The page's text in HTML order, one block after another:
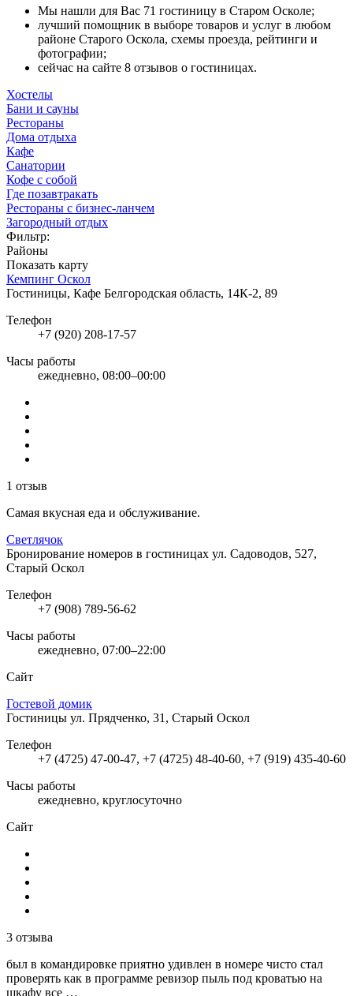
Мы нашли для Вас 71 гостиницу в Старом Осколе;
лучший помощник в выборе товаров и услуг в любом
районе Старого Оскола, схемы проезда, рейтинги и
фотографии;
сейчас на сайте 8 отзывов о гостиницах.
Хостелы
Бани и сауны
Рестораны
Дома отдыха
Кафе
Санатории
Кофе с собой
Где позавтракать
Рестораны с бизнес-ланчем
Загородный отдых
Фильтр:
Районы
Показать карту
Кемпинг Оскол
Гостиницы, Кафе Белгородская область, 14К-2, 89
Телефон
+7 (920) 208-17-57
Часы работы
ежедневно, 08:00–00:00
1 отзыв
Самая вкусная еда и обслуживание.
Светлячок
Бронирование номеров в гостиницах ул. Садоводов, 527,
Старый Оскол
Телефон
+7 (908) 789-56-62
Часы работы
ежедневно, 07:00–22:00
Сайт
Гостевой домик
Гостиницы ул. Прядченко, 31, Старый Оскол
Телефон
+7 (4725) 47-00-47, +7 (4725) 48-40-60, +7 (919) 435-40-60
Часы работы
ежедневно, круглосуточно
Сайт
3 отзыва
был в командировке приятно удивлен в номере чисто стал
проверять как в программе ревизор пыль под кроватью на
шкафу все …